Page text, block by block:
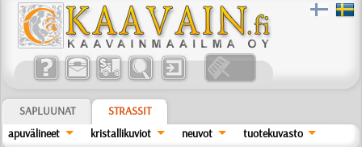
SAPLUUNAT
STRASSIT
apuvälineet
kristallikuviot neuvot tuotekuvasto